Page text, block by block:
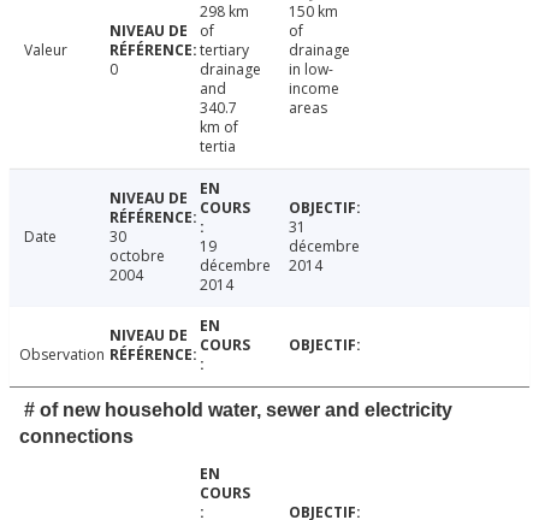
Valeur
0
298 km
of
tertiary
drainage
and
340.7
km of
tertia
150 km
of
drainage
in low-
income
areas
Date
30
octobre
2004
19
décembre
2014
31
décembre
2014
Observation
# of new household water, sewer and electricity
connections